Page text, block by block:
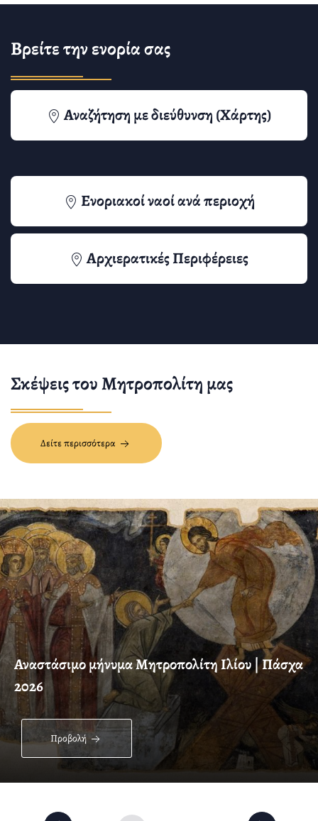
Βρείτε την ενορία σας
Αναζήτηση με διεύθυνση (Χάρτης)
Ενοριακοί ναοί ανά περιοχή
Αρχιερατικές Περιφέρειες
Σκέψεις του Μητροπολίτη μας
Δείτε περισσότερα
Αναστάσιμο μήνυμα Μητροπολίτη Ιλίου | Πάσχα
2026
Προβολή